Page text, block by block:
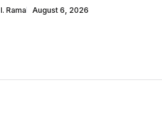
I. Rama August 6, 2026